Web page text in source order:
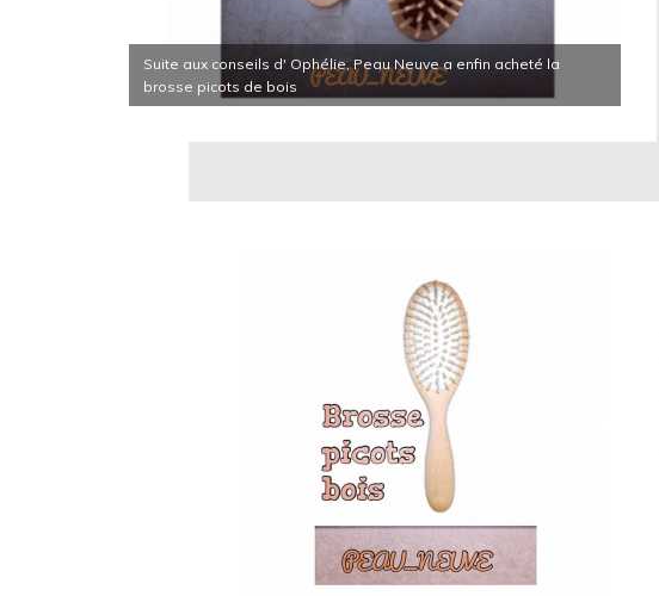
Suite aux conseils d' Ophélie, Peau Neuve a enfin acheté la
brosse picots de bois